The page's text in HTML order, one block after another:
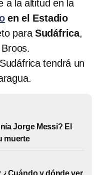
a la altitud en la
en el Estadio
paraSudáfrica,
tendrá un
Jorge Messi? El
muerte